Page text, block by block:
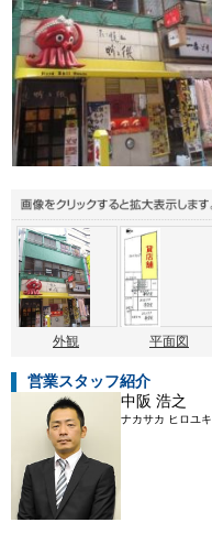
外観 平面図
営業スタッフ紹介
中阪 浩之
ナカサカ ヒロユキ